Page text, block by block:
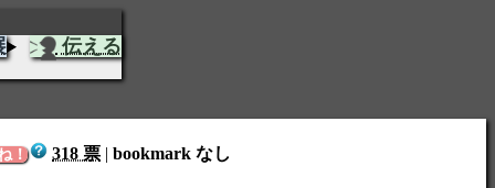
伝える
！ 318 票 | bookmark なし